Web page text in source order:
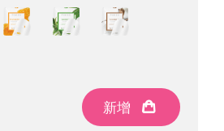
新增
新增
新增
新增
新增